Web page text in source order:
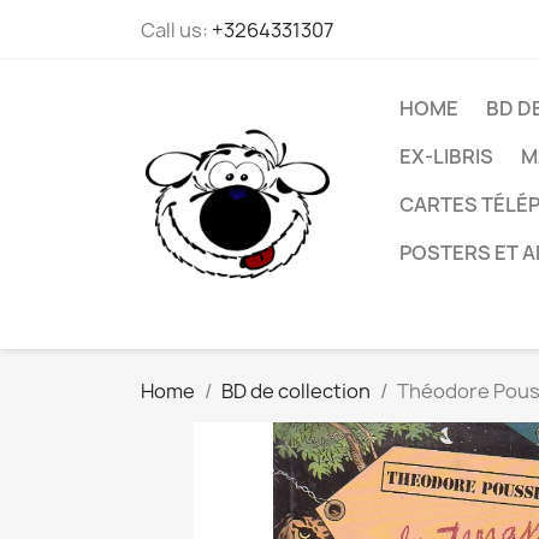
Call us: +3264331307
HOME
BD
EX-LIBRIS
CARTES
POSTERS ET
Home BD de collection Théodore